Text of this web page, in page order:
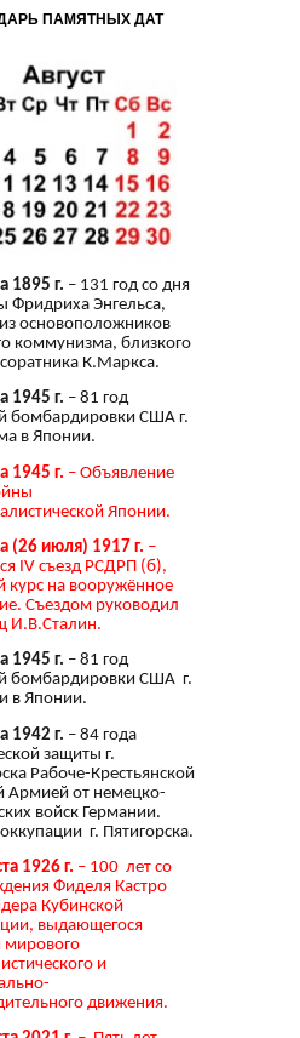
ПАМЯТНЫХ ДАТ
1895 г. – 131 год со дня
Фридриха Энгельса,
основоположников
коммунизма, близкого
К.Маркса.
1945 г. – 81 год
бомбардировки США г.
в Японии.
1945 г. – Объявление
Японии.
(26 июля) 1917 г. –
IV съезд РСДРП (б),
курс на вооружённое
Съездом руководил
И.В.Сталин.
1945 г. – 81 год
бомбардировки США г.
в Японии.
1942 г. – 84 года
защиты г.
Рабоче-Крестьянской
Армией от немецко-
войск Германии.
г. Пятигорска.
1926 г. – 100 лет со
Фиделя Кастро
Кубинской
выдающегося
мирового
и
движения.